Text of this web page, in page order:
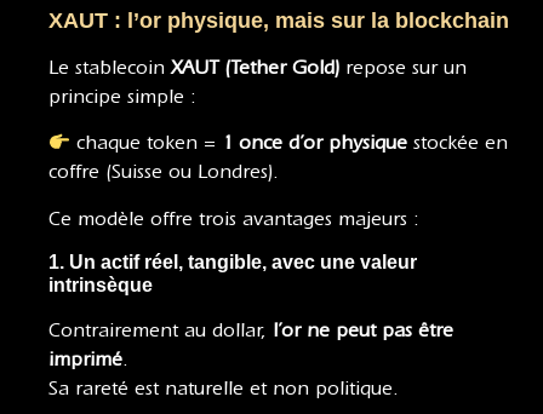
XAUT : l’or physique, mais sur la blockchain
Le stablecoinXAUT (Tether Gold) repose sur un
principe simple :
chaque token = 1 once d’or physique stockée en
coffre (Suisse ou Londres).
Ce modèle offre trois avantages majeurs :
1. Un actif réel, tangible, avec une valeur
intrinsèque
Contrairement au dollar, l’or ne peut pas être
imprimé.
Sa rareté est naturelle et non politique.